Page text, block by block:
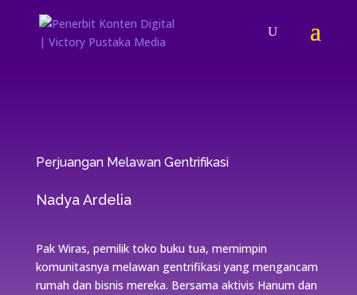
Perjuangan Melawan Gentrifikasi
Nadya Ardelia
Pak Wiras, pemilik toko buku tua, memimpin
komunitasnya melawan gentrifikasi yang mengancam
rumah dan bisnis mereka. Bersama aktivis Hanum dan